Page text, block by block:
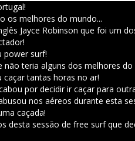
os melhores do mundo...
Jayce Robinson que foi um
power surf!
teria alguns dos melhores do
tantas horas no ar!
por decidir ir caçar para
nos aéreos durante esta
caçada!
sessão de free surf que